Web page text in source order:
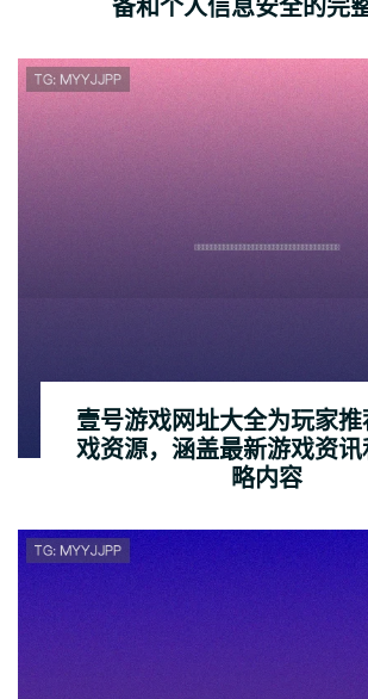
备和个人信息安全的完
壹号游戏网址大全为玩家
戏资源，涵盖最新游戏资
略内容